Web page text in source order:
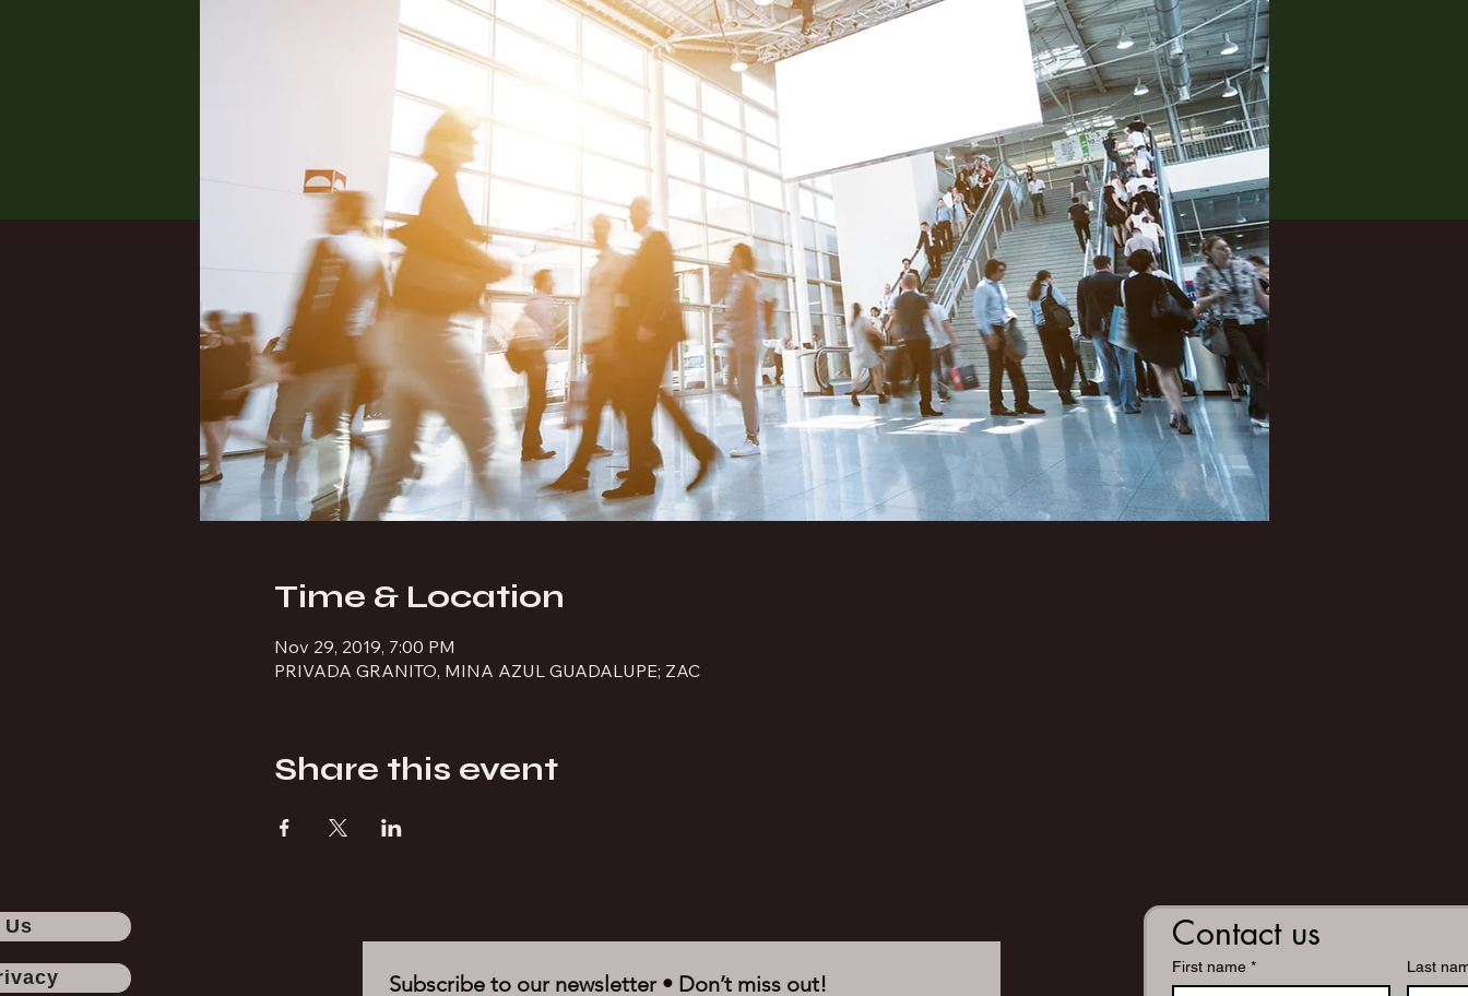
Time & Location
Nov 29, 2019, 7:00 PM
PRIVADA GRANITO, MINA AZUL GUADALUPE; ZAC
Share this event
Subscribe to our newsletter • Don’t miss out!
Contact us
First name * Last